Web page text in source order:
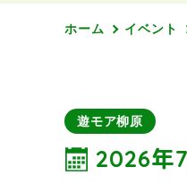
ホーム イベント
遊モア柳原
2026年